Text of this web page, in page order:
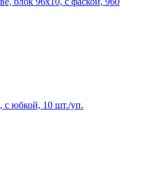
юбкой, 10 шт./уп.